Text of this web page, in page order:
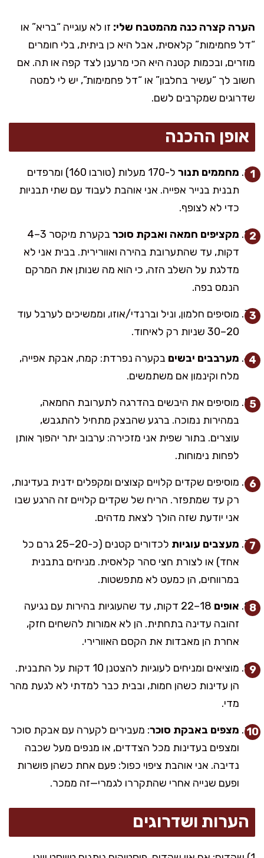
הערה קצרה כנה מהמטבח שלי: זו לא עוגייה “בריא” או
“דל פחמימות” קלאסית, אבל היא כן ביתית, בלי חומרים
מוזרים, ובכמות קטנה היא הכי מרענן לצד קפה או תה. אם
חשוב לך “עשיר בחלבון” או “דל פחמימות”, יש לי למטה
שדרוגים שמקרבים לשם.
אופן ההכנה
מחממים תנור
ל-170 מעלות (טורבו 160) ומרפדים
תבנית בנייר אפייה. אני אוהבת לעבוד עם שתי תבניות
כדי לא לצופף.
מקציפים חמאה ואבקת סוכר
בקערת מיקסר 3–4
דקות, עד שהתערובת בהירה ואוורירית. בבית אני לא
מדלגת על השלב הזה, כי הוא מה שנותן את המרקם
הנמס בפה.
מוסיפים חלמון, וניל וברנדי/אוזו, וממשיכים לערבל עוד
20–30 שניות רק לאיחוד.
מערבבים יבשים בקערה נפרדת: קמח, אבקת אפייה,
מלח וקינמון אם משתמשים.
מוסיפים את היבשים בהדרגה לתערובת החמאה,
במהירות נמוכה. ברגע שהבצק מתחיל להתגבש,
עוצרים. בתור שפית אני מזכירה: ערבוב יתר יהפוך אותן
לפחות נימוחות.
מוסיפים שקדים קלויים קצוצים ומקפלים ידנית בעדינות,
רק עד שמתפזר. הריח של שקדים קלויים זה הרגע שבו
אני יודעת שזה הולך לצאת מדהים.
מעצבים עוגיות
לכדורים קטנים (כ-20–25 גרם כל
אחד) או לצורת חצי סהר קלאסית. מניחים בתבנית
במרווחים, הן כמעט לא מתפשטות.
אופים
18–22 דקות, עד שהעוגיות בהירות עם נגיעה
זהובה עדינה בתחתית. הן לא אמורות להשחים חזק,
אחרת הן מאבדות את הקסם האוורירי.
מוציאים ומניחים לעוגיות להצטנן 10 דקות על התבנית.
הן עדינות כשהן חמות, ובבית כבר למדתי לא לגעת מהר
מדי.
מצפים באבקת סוכר: מעבירים לקערה עם אבקת סוכר
ומצפים בעדינות מכל הצדדים, או מנפים מעל שכבה
נדיבה. אני אוהבת ציפוי כפול: פעם אחת כשהן פושרות
ופעם שנייה אחרי שהתקררו לגמרי—זה ממכר.
הערות ושדרוגים